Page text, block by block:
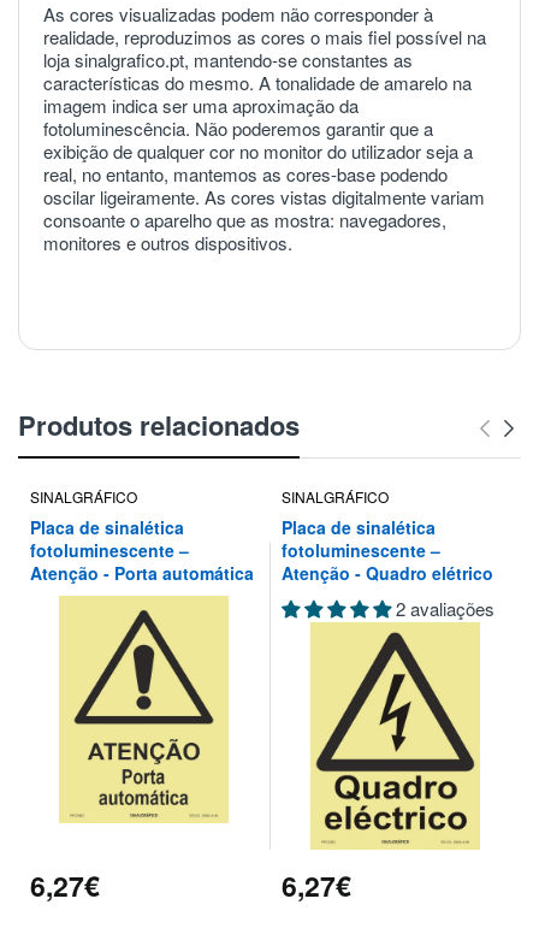
As cores visualizadas podem não corresponder à
realidade, reproduzimos as cores o mais fiel possível na
loja sinalgrafico.pt, mantendo-se constantes as
características do mesmo. A tonalidade de amarelo na
imagem indica ser uma aproximação da
fotoluminescência. Não poderemos garantir que a
exibição de qualquer cor no monitor do utilizador seja a
real, no entanto, mantemos as cores-base podendo
oscilar ligeiramente. As cores vistas digitalmente variam
consoante o aparelho que as mostra: navegadores,
monitores e outros dispositivos.
Produtos relacionados
SINALGRÁFICO
Placa de sinalética
fotoluminescente –
Atenção - Porta automática
6,27€
SINALGRÁFICO
Placa de sinalética
fotoluminescente –
Atenção - Quadro elétrico
2 avaliações
6,27€